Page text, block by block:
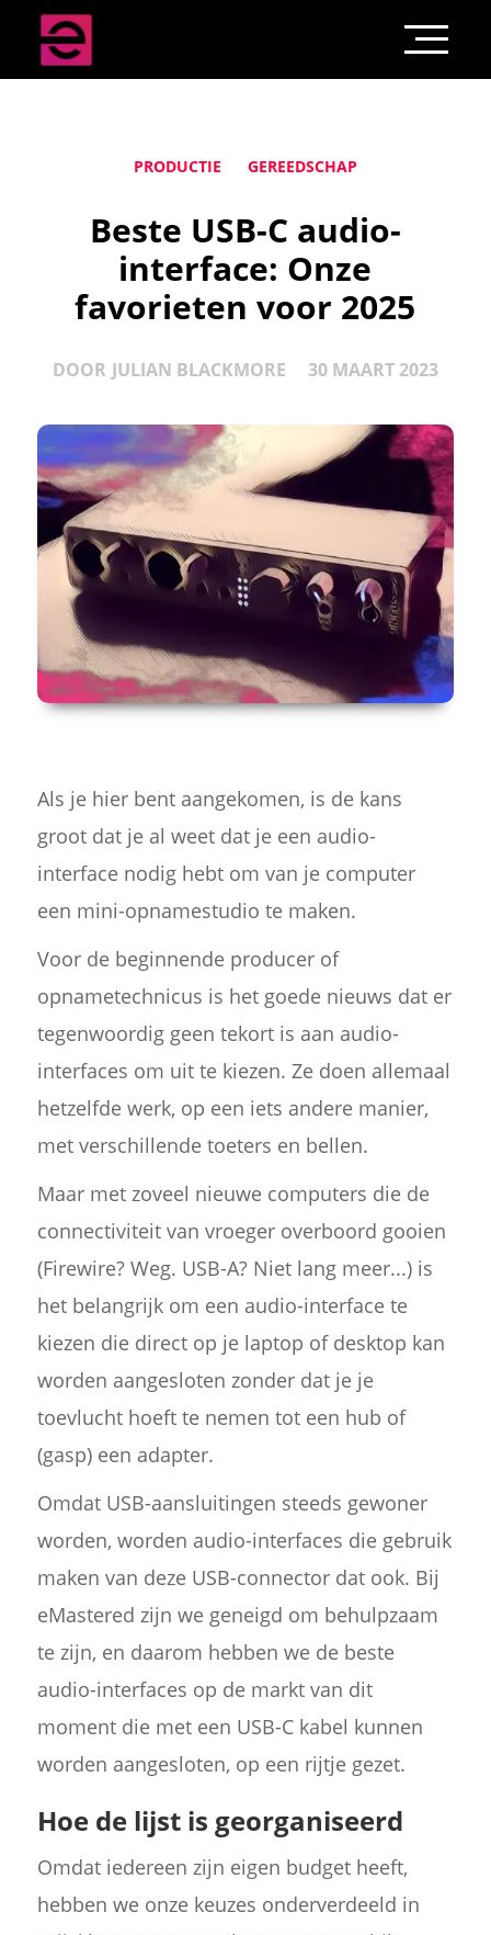
PRODUCTIE GEREEDSCHAP
Beste USB-C audio-
interface: Onze
favorieten voor 2025
DOOR JULIAN BLACKMORE 30 MAART 2023
Als je hier bent aangekomen, is de kans
groot dat je al weet dat je een audio-
interface nodig hebt om van je computer
een mini-opnamestudio te maken.
Voor de beginnende producer of
opnametechnicus is het goede nieuws dat er
tegenwoordig geen tekort is aan audio-
interfaces om uit te kiezen. Ze doen allemaal
hetzelfde werk, op een iets andere manier,
met verschillende toeters en bellen.
Maar met zoveel nieuwe computers die de
connectiviteit van vroeger overboord gooien
(Firewire? Weg. USB-A? Niet lang meer...) is
het belangrijk om een audio-interface te
kiezen die direct op je laptop of desktop kan
worden aangesloten zonder dat je je
toevlucht hoeft te nemen tot een hub of
(gasp) een adapter.
Omdat USB-aansluitingen steeds gewoner
worden, worden audio-interfaces die gebruik
maken van deze USB-connector dat ook. Bij
eMastered zijn we geneigd om behulpzaam
te zijn, en daarom hebben we de beste
audio-interfaces op de markt van dit
moment die met een USB-C kabel kunnen
worden aangesloten, op een rijtje gezet.
Hoe de lijst is georganiseerd
Omdat iedereen zijn eigen budget heeft,
hebben we onze keuzes onderverdeeld in